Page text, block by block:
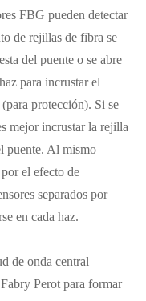
FBG pueden detectar
de rejillas de fibra se
del puente o se abre
para incrustar el
protección). Si se
mejor incrustar la rejilla
puente. Al mismo
el efecto de
separados por
en cada haz.
de onda central
Perot para formar